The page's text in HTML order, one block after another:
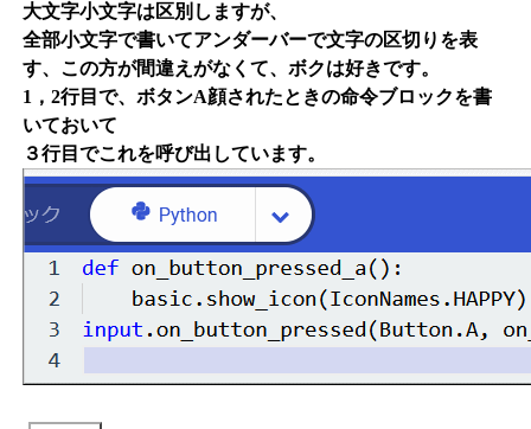
大文字小文字は区別しますが、
全部小文字で書いてアンダーバーで文字の区切りを表
す、この方が間違えがなくて、ボクは好きです。
1，2行目で、ボタンA顔されたときの命令ブロックを書
いておいて
３行目でこれを呼び出しています。